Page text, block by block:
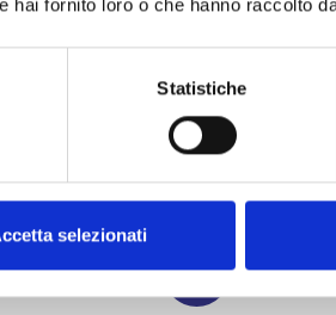
hai fornito loro o che hanno raccolto
Statistiche
selezionati
La
I